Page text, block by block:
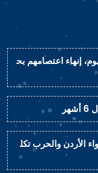
إنهاء اعتصامهم بح
الأردن والحرب تكل